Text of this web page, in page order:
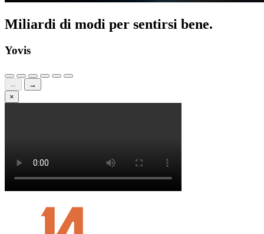
Miliardi di modi per sentirsi bene.
Yovis
←
→
×